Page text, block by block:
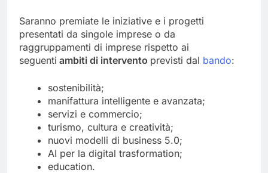
Saranno premiate le iniziative e i progetti
presentati da singole imprese o da
raggruppamenti di imprese rispetto ai
seguenti ambiti di intervento previsti dal bando:
sostenibilità;
manifattura intelligente e avanzata;
servizi e commercio;
turismo, cultura e creatività;
nuovi modelli di business 5.0;
AI per la digital trasformation;
education.